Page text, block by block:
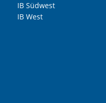
IB Südwest
IB West